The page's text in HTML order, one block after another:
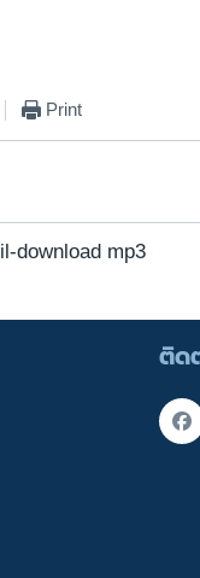
Print
download mp3
ติด